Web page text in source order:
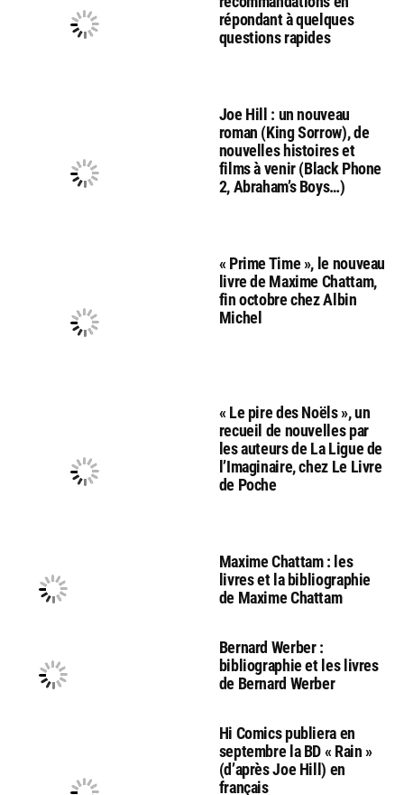
répondant à quelques
questions rapides
Joe Hill : un nouveau
roman (King Sorrow), de
nouvelles histoires et
films à venir (Black Phone
2, Abraham’s Boys…)
« Prime Time », le nouveau
livre de Maxime Chattam,
fin octobre chez Albin
Michel
« Le pire des Noëls », un
recueil de nouvelles par
les auteurs de La Ligue de
l’Imaginaire, chez Le Livre
de Poche
Maxime Chattam : les
livres et la bibliographie
de Maxime Chattam
Bernard Werber :
bibliographie et les livres
de Bernard Werber
Hi Comics publiera en
septembre la BD « Rain »
(d’après Joe Hill) en
français